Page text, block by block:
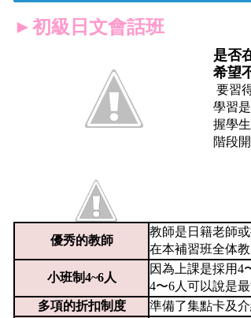
►初級日文會話班
是否
希望
要習
學習
握學
階段
優秀的教師
教師是日籍老師
在本補習班全体
小班制4~6人
因為上課是採用4
4〜6人可以說是
多項的折扣制度
準備了集點卡及